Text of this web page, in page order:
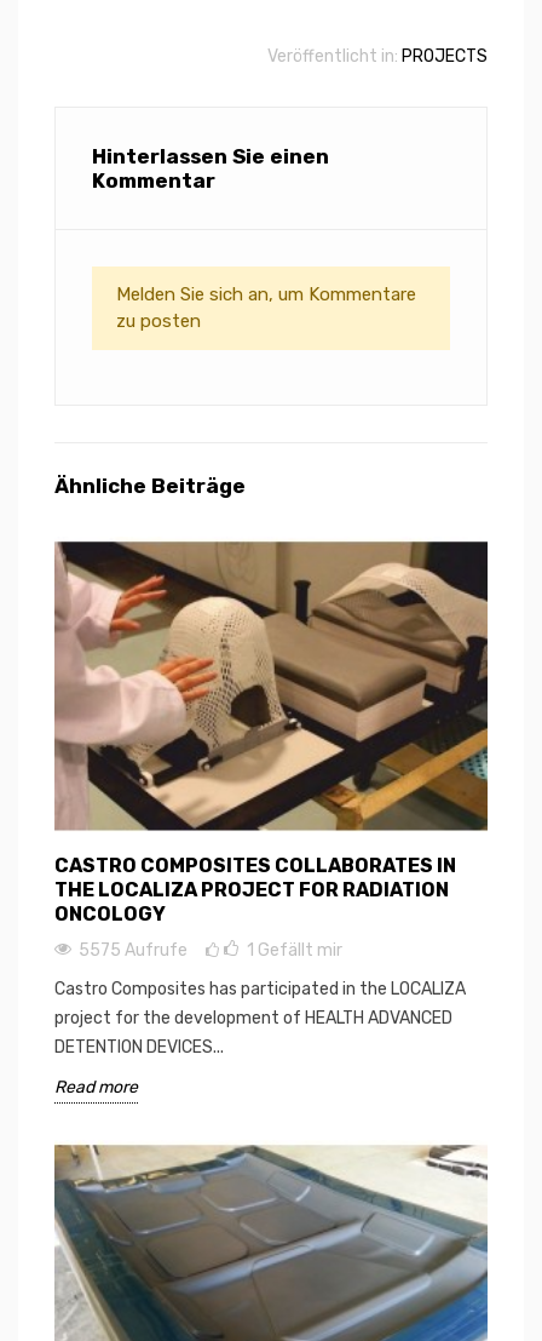
Veröffentlicht in: PROJECTS
Hinterlassen Sie einen
Kommentar
Melden Sie sich an, um Kommentare
zu posten
Ähnliche Beiträge
CASTRO COMPOSITES COLLABORATES IN
THE LOCALIZA PROJECT FOR RADIATION
ONCOLOGY
5575 Aufrufe 1 Gefällt mir
Castro Composites has participated in the LOCALIZA
project for the development of HEALTH ADVANCED
DETENTION DEVICES...
Read more